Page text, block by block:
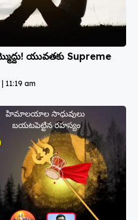
యువతకు Supreme
11:19 am